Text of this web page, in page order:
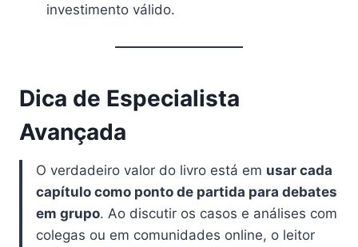
investimento válido.
Dica de Especialista
Avançada
O verdadeiro valor do livro está em usar cada
capítulo como ponto de partida para debates
em grupo. Ao discutir os casos e análises com
colegas ou em comunidades online, o leitor